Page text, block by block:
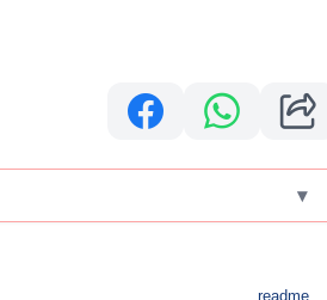
▾
readme